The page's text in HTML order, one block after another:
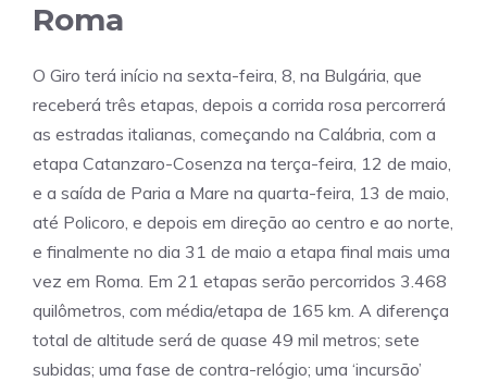
Roma
O Giro terá início na sexta-feira, 8, na Bulgária, que
receberá três etapas, depois a corrida rosa percorrerá
as estradas italianas, começando na Calábria, com a
etapa Catanzaro-Cosenza na terça-feira, 12 de maio,
e a saída de Paria a Mare na quarta-feira, 13 de maio,
até Policoro, e depois em direção ao centro e ao norte,
e finalmente no dia 31 de maio a etapa final mais uma
vez em Roma. Em 21 etapas serão percorridos 3.468
quilômetros, com média/etapa de 165 km. A diferença
total de altitude será de quase 49 mil metros; sete
subidas; uma fase de contra-relógio; uma ‘incursão’